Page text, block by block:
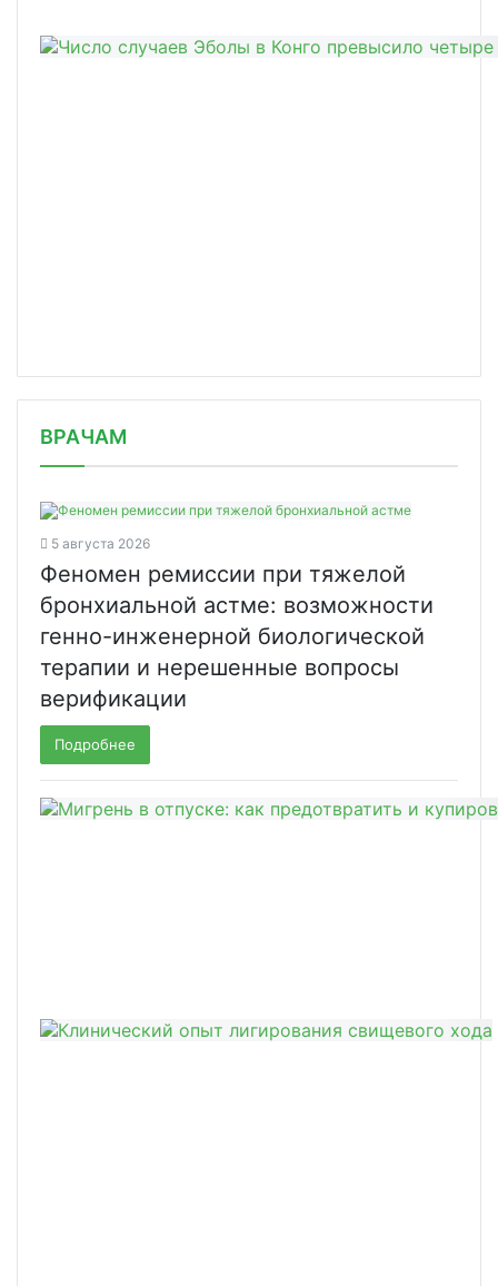
ВРАЧАМ
5 августа 2026
Феномен ремиссии при тяжелой
бронхиальной астме: возможности
генно-инженерной биологической
терапии и нерешенные вопросы
верификации
Подробнее